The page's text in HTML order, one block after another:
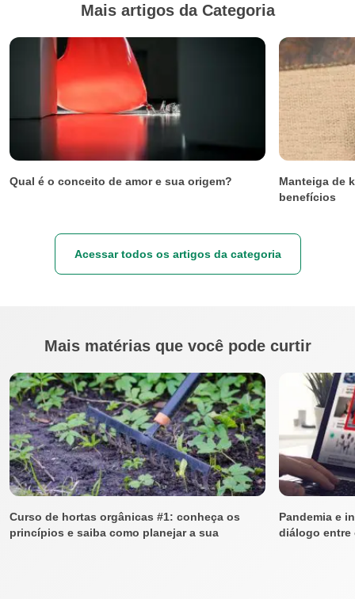
Mais artigos da Categoria
Qual é o conceito de amor e sua origem?
Manteiga de
benefícios
Acessar todos os artigos da categoria
Mais matérias que você pode curtir
Curso de hortas orgânicas #1: conheça os
princípios e saiba como planejar a sua
Pandemia e
diálogo entre